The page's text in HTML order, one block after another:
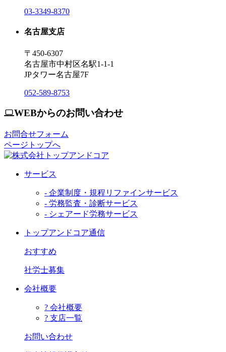
03-3349-8370
名古屋支店
〒450-6307
名古屋市中村区名駅1-1-1
JPタワー名古屋7F
052-589-8753
WEBからのお問い合わせ
お問合せフォーム
ページトップへ
サービス
- 企業制度・規程リファインサービス
- 労務監査・診断サービス
- シェアード労務サービス
トップアンドコア通信
おすすめ
社労士募集
会社概要
? 会社概要
? 支店一覧
お問い合わせ